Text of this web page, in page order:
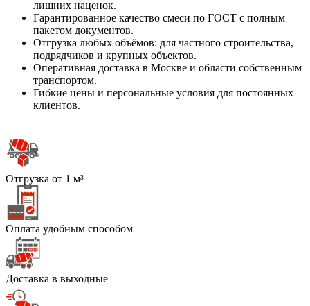
лишних наценок.
Гарантированное качество смеси по ГОСТ с полным
пакетом документов.
Отгрузка любых объёмов: для частного строительства,
подрядчиков и крупных объектов.
Оперативная доставка в Москве и области собственным
транспортом.
Гибкие цены и персональные условия для постоянных
клиентов.
Отгрузка от 1 м³
Оплата удобным способом
Доставка в выходные